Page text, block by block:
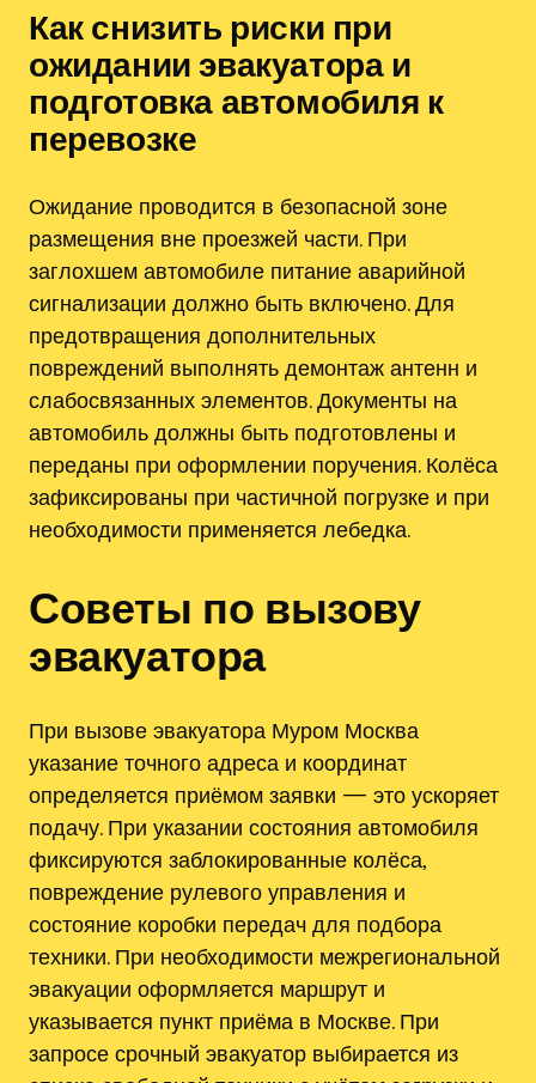
Как снизить риски при
ожидании эвакуатора и
подготовка автомобиля к
перевозке
Ожидание проводится в безопасной зоне
размещения вне проезжей части. При
заглохшем автомобиле питание аварийной
сигнализации должно быть включено. Для
предотвращения дополнительных
повреждений выполнять демонтаж антенн и
слабосвязанных элементов. Документы на
автомобиль должны быть подготовлены и
переданы при оформлении поручения. Колёса
зафиксированы при частичной погрузке и при
необходимости применяется лебедка.
Советы по вызову
эвакуатора
При вызове эвакуатора Муром Москва
указание точного адреса и координат
определяется приёмом заявки — это ускоряет
подачу. При указании состояния автомобиля
фиксируются заблокированные колёса‚
повреждение рулевого управления и
состояние коробки передач для подбора
техники. При необходимости межрегиональной
эвакуации оформляется маршрут и
указывается пункт приёма в Москве. При
запросе срочный эвакуатор выбирается из